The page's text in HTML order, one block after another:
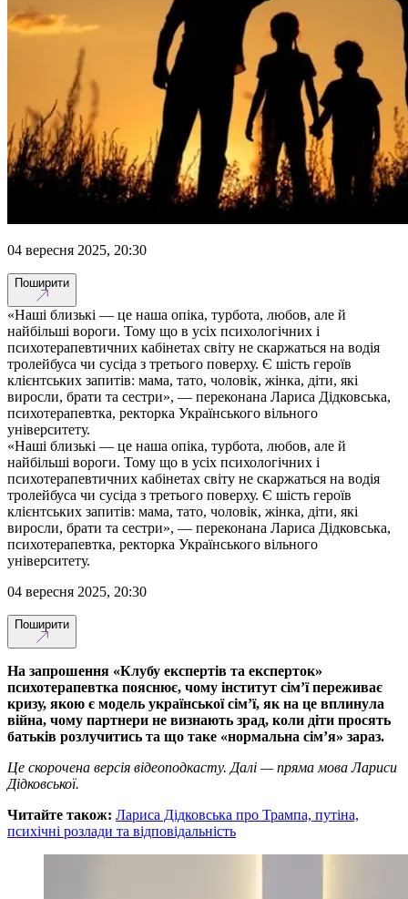
04 вересня 2025, 20:30
Поширити
«Наші близькі — це наша опіка, турбота, любов, але й
найбільші вороги. Тому що в усіх психологічних і
психотерапевтичних кабінетах світу не скаржаться на водія
тролейбуса чи сусіда з третього поверху. Є шість героїв
клієнтських запитів: мама, тато, чоловік, жінка, діти, які
виросли, брати та сестри», — переконана Лариса Дідковська,
психотерапевтка, ректорка Українського вільного
університету.
«Наші близькі — це наша опіка, турбота, любов, але й
найбільші вороги. Тому що в усіх психологічних і
психотерапевтичних кабінетах світу не скаржаться на водія
тролейбуса чи сусіда з третього поверху. Є шість героїв
клієнтських запитів: мама, тато, чоловік, жінка, діти, які
виросли, брати та сестри», — переконана Лариса Дідковська,
психотерапевтка, ректорка Українського вільного
університету.
04 вересня 2025, 20:30
Поширити
На запрошення «Клубу експертів та експерток»
психотерапевтка пояснює, чому інститут сім’ї переживає
кризу, якою є модель української сім’ї, як на це вплинула
війна, чому партнери не визнають зрад, коли діти просять
батьків розлучитись та що таке «нормальна сім’я» зараз.
Це скорочена версія відеоподкасту. Далі — пряма мова Лариси
Дідковської.
Читайте також: Лариса Дідковська про Трампа, путіна,
психічні розлади та відповідальність